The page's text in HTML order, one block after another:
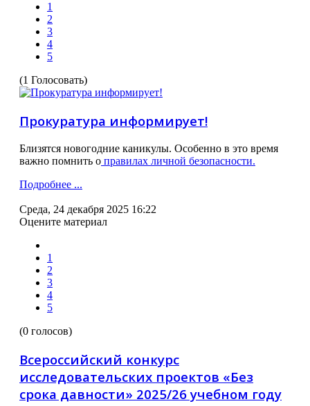
1
2
3
4
5
(1 Голосовать)
Прокуратура информирует!
Близятся новогодние каникулы. Особенно в это время
важно помнить о правилах личной безопасности.
Подробнее ...
Среда, 24 декабря 2025 16:22
Оцените материал
1
2
3
4
5
(0 голосов)
Всероссийский конкурс
исследовательских проектов «Без
срока давности» 2025/26 учебном году